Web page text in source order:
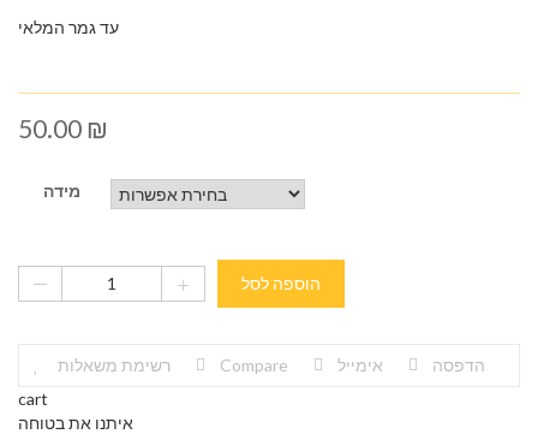
עד גמר המלאי
50.00 ₪
מידה
הוספה לסל
רשימת משאלות Compare אימייל
הדפסה
cart
איתנו את בטוחה